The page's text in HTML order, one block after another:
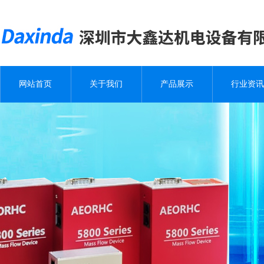
网站首页 关于我们 产品展示 行业资讯